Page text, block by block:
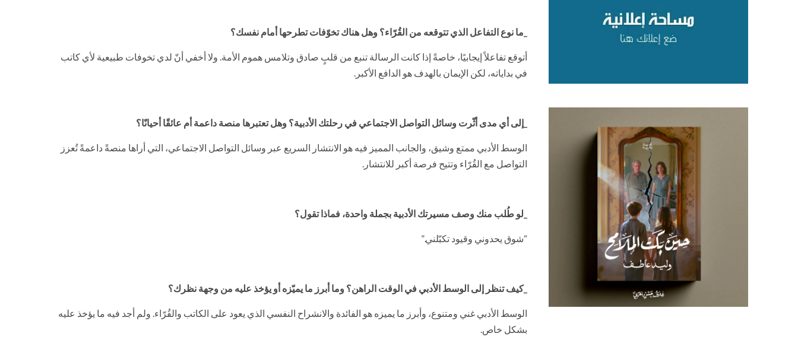
_ما نوع التفاعل الذي تتوقعه من القُرّاء؟ وهل هناك تخوّفات تطرحها أمام نفسك؟
أتوقع تفاعلاً إيجابيًا، خاصةً إذا كانت الرسالة تنبع من قلبٍ صادق وتلامس هموم الأمة. ولا أخفي أنّ لدي تخوفات طبيعية لأي كاتب
في بداياته، لكن الإيمان بالهدف هو الدافع الأكبر.
_إلى أي مدى أثّرت وسائل التواصل الاجتماعي في رحلتك الأدبية؟ وهل تعتبرها منصة داعمة أم عائقًا أحيانًا؟
الوسط الأدبي ممتع وشيق، والجانب المميز فيه هو الانتشار السريع عبر وسائل التواصل الاجتماعي، التي أراها منصةً داعمةً تُعزز
التواصل مع القُرّاء وتتيح فرصة أكبر للانتشار.
_لو طُلب منك وصف مسيرتك الأدبية بجملة واحدة، فماذا تقول؟
“شوق يحدوني وقيود تكبّلني.”
_كيف تنظر إلى الوسط الأدبي في الوقت الراهن؟ وما أبرز ما يميّزه أو يؤخذ عليه من وجهة نظرك؟
الوسط الأدبي غني ومتنوع، وأبرز ما يميزه هو الفائدة والانشراح النفسي الذي يعود على الكاتب والقُرّاء. ولم أجد فيه ما يؤخذ عليه
بشكل خاص.